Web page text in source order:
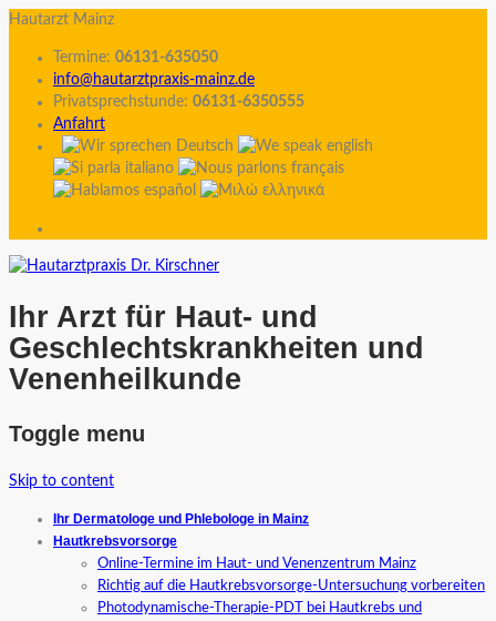
Hautarzt Mainz
Termine: 06131-635050
info@hautarztpraxis-mainz.de
Privatsprechstunde: 06131-6350555
Anfahrt
Ihr Arzt für Haut- und
Geschlechtskrankheiten und
Venenheilkunde
Toggle menu
Skip to content
Ihr Dermatologe und Phlebologe in Mainz
Hautkrebsvorsorge
Online-Termine im Haut- und Venenzentrum Mainz
Richtig auf die Hautkrebsvorsorge-Untersuchung vorbereiten
Photodynamische-Therapie-PDT bei Hautkrebs und